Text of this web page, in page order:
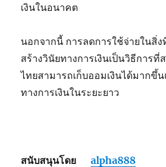
เงินในอนาคต
นอกจากนี้ การลดการใช้จ่ายในสิ่ง
สร้างวินัยทางการเงินเป็นวิธีการ
ไทยสามารถเก็บออมเงินได้มากขึ้
ทางการเงินในระยะยาว
สนับสนุนโดยalpha888